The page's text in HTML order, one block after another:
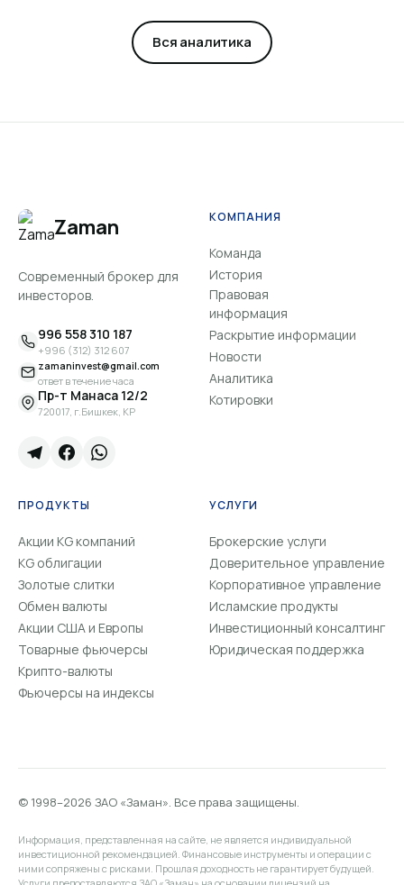
Вся аналитика
Zaman
Современный брокер для
инвесторов.
996 558 310 187
+996 (312) 312 607
zamaninvest@gmail.com
ответ в течение часа
Пр-т Манаса 12/2
720017, г.Бишкек, КР
ПРОДУКТЫ
Акции KG компаний
KG облигации
Золотые слитки
Обмен валюты
Акции США и Европы
Товарные фьючерсы
Крипто-валюты
Фьючерсы на индексы
УСЛУГИ
Брокерские услуги
Доверительное управление
Корпоративное управление
Исламские продукты
Инвестиционный консалтинг
Юридическая поддержка
КОМПАНИЯ
Команда
История
Правовая
информация
Раскрытие информации
Новости
Аналитика
Котировки
© 1998–2026 ЗАО «Заман». Все права защищены.
Информация, представленная на сайте, не является индивидуальной
инвестиционной рекомендацией. Финансовые инструменты и операции с
ними сопряжены с рисками. Прошлая доходность не гарантирует будущей.